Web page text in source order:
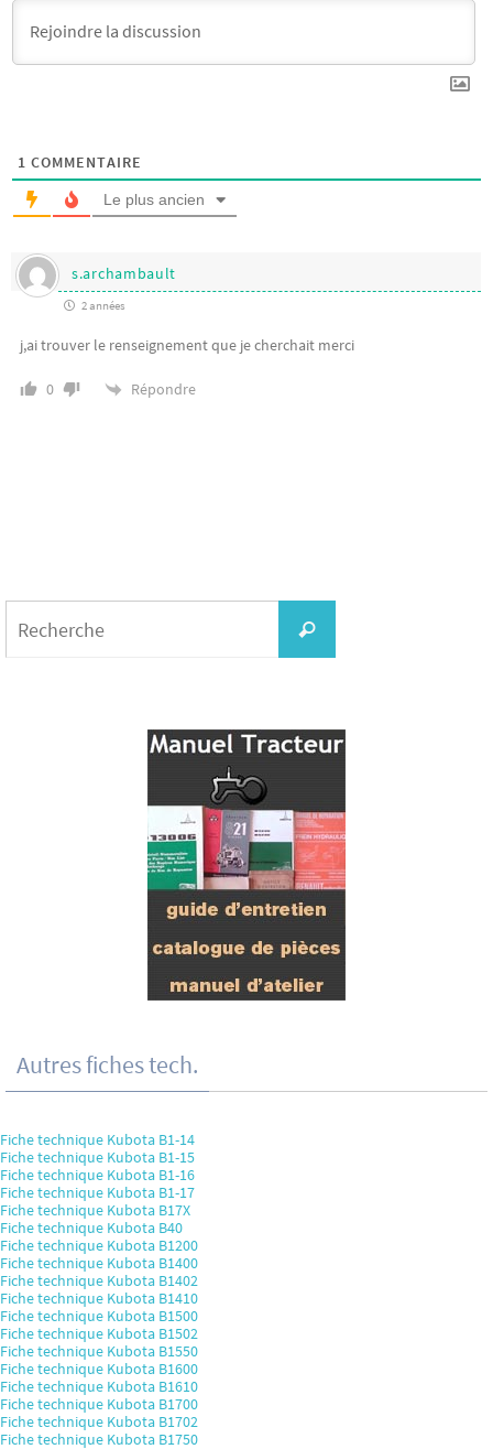
1 COMMENTAIRE
Le plus ancien
s.archambault
2 années
j,ai trouver le renseignement que je cherchait merci
0 Répondre
Recherche
Autres fiches tech.
Fiche technique Kubota B1-14
Fiche technique Kubota B1-15
Fiche technique Kubota B1-16
Fiche technique Kubota B1-17
Fiche technique Kubota B17X
Fiche technique Kubota B40
Fiche technique Kubota B1200
Fiche technique Kubota B1400
Fiche technique Kubota B1402
Fiche technique Kubota B1410
Fiche technique Kubota B1500
Fiche technique Kubota B1502
Fiche technique Kubota B1550
Fiche technique Kubota B1600
Fiche technique Kubota B1610
Fiche technique Kubota B1700
Fiche technique Kubota B1702
Fiche technique Kubota B1750